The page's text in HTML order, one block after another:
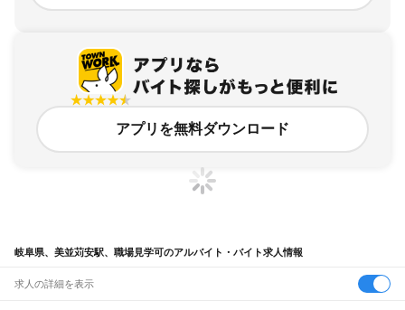
アプリを無料ダウンロード
岐阜県、美並苅安駅、職場見学可のアルバイト・バイト求人情報
求人の詳細を表示